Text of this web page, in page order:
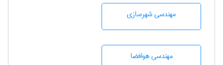
مهندسی شهرسازی
مهندسی هوافضا